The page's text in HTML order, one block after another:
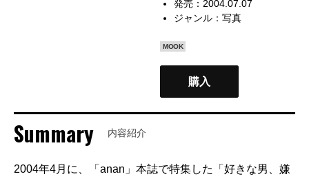
発売：2004.07.07
ジャンル：写真
MOOK
購入
Summary 内容紹介
2004年4月に、「anan」本誌で特集した「好きな男、嫌